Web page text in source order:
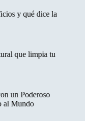
y qué dice la
que limpia tu
un Poderoso
al Mundo